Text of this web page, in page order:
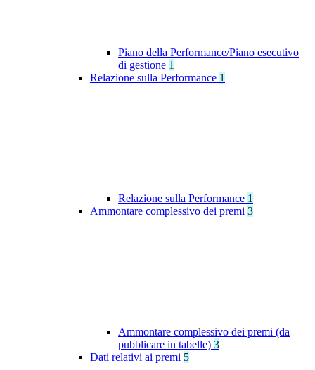
Piano della Performance/Piano esecutivo
di gestione 1
Relazione sulla Performance 1
Relazione sulla Performance 1
Ammontare complessivo dei premi 3
Ammontare complessivo dei premi (da
pubblicare in tabelle) 3
Dati relativi ai premi 5